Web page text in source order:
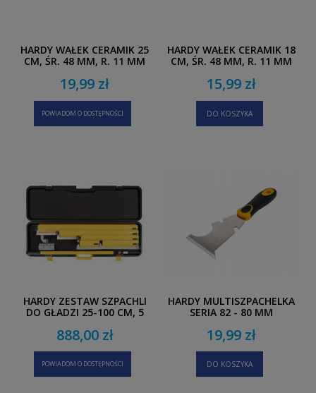
HARDY WAŁEK CERAMIK 25
CM, ŚR. 48 MM, R. 11 MM
19,99 zł
POWIADOM O DOSTĘPNOŚCI
HARDY WAŁEK CERAMIK 18
CM, ŚR. 48 MM, R. 11 MM
15,99 zł
DO KOSZYKA
HARDY ZESTAW SZPACHLI
DO GŁADZI 25-100 CM, 5
TELESKOP
888,00 zł
POWIADOM O DOSTĘPNOŚCI
HARDY MULTISZPACHELKA
SERIA 82 - 80 MM
19,99 zł
DO KOSZYKA